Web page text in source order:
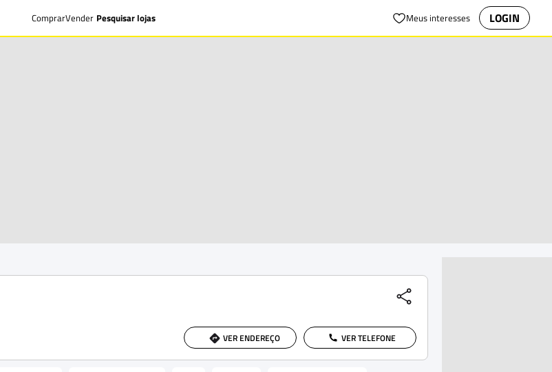
ComprarVender Pesquisar lojas Meus interesses LOGIN
VER ENDEREÇO VER TELEFONE